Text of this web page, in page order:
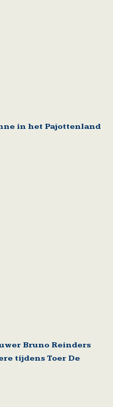
in het Pajottenland
Bruno Reinders
tijdens Toer De